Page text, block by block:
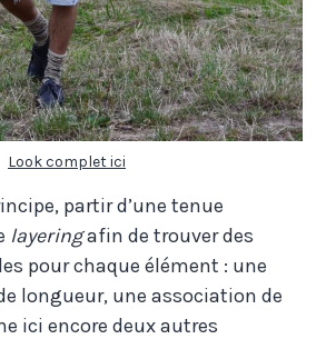
Look complet ici
partir d’une tenue
layeringafin de trouver des
pour chaque élément : une
longueur, une association de
ici encore deux autres